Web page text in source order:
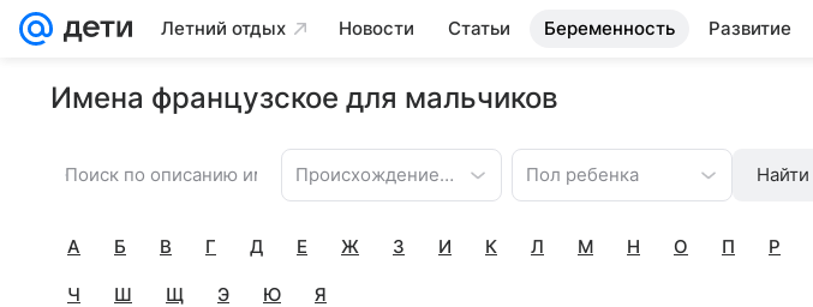
Летний отдых Новости Статьи Беременность Развитие
Имена французское для мальчиков
Происхождение имени Пол ребенка Найти
А Б В Г Д Е Ж З И К Л М Н О П Р
Ч Ш Щ Э Ю Я